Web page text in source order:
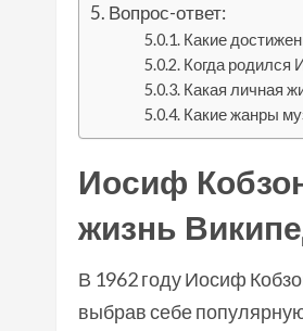
Вопрос-ответ:
Какие
Когда родился
Какая личная
Какие жанры
Иосиф
жизнь
В 1962 году Иосиф
выбрав себе